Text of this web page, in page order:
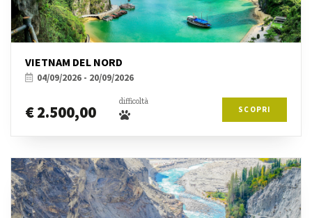
VIETNAM DEL NORD
04/09/2026 - 20/09/2026
€ 2.500,00
difficoltà
SCOPRI